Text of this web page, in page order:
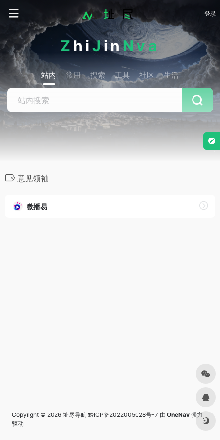
登录
ZhiJinNva
站内 常用 搜索 工具 社区 生活
意见领袖
微播易
Copyright © 2026 址尽导航 黔ICP备2022005028号-7 由 OneNav 强力
驱动